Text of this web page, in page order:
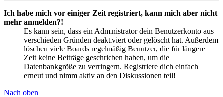
Ich habe mich vor einiger Zeit registriert, kann mich aber nicht
mehr anmelden?!
Es kann sein, dass ein Administrator dein Benutzerkonto aus
verschieden Gründen deaktiviert oder gelöscht hat. Außerdem
löschen viele Boards regelmäßig Benutzer, die für längere
Zeit keine Beiträge geschrieben haben, um die
Datenbankgröße zu verringern. Registriere dich einfach
erneut und nimm aktiv an den Diskussionen teil!
Nach oben